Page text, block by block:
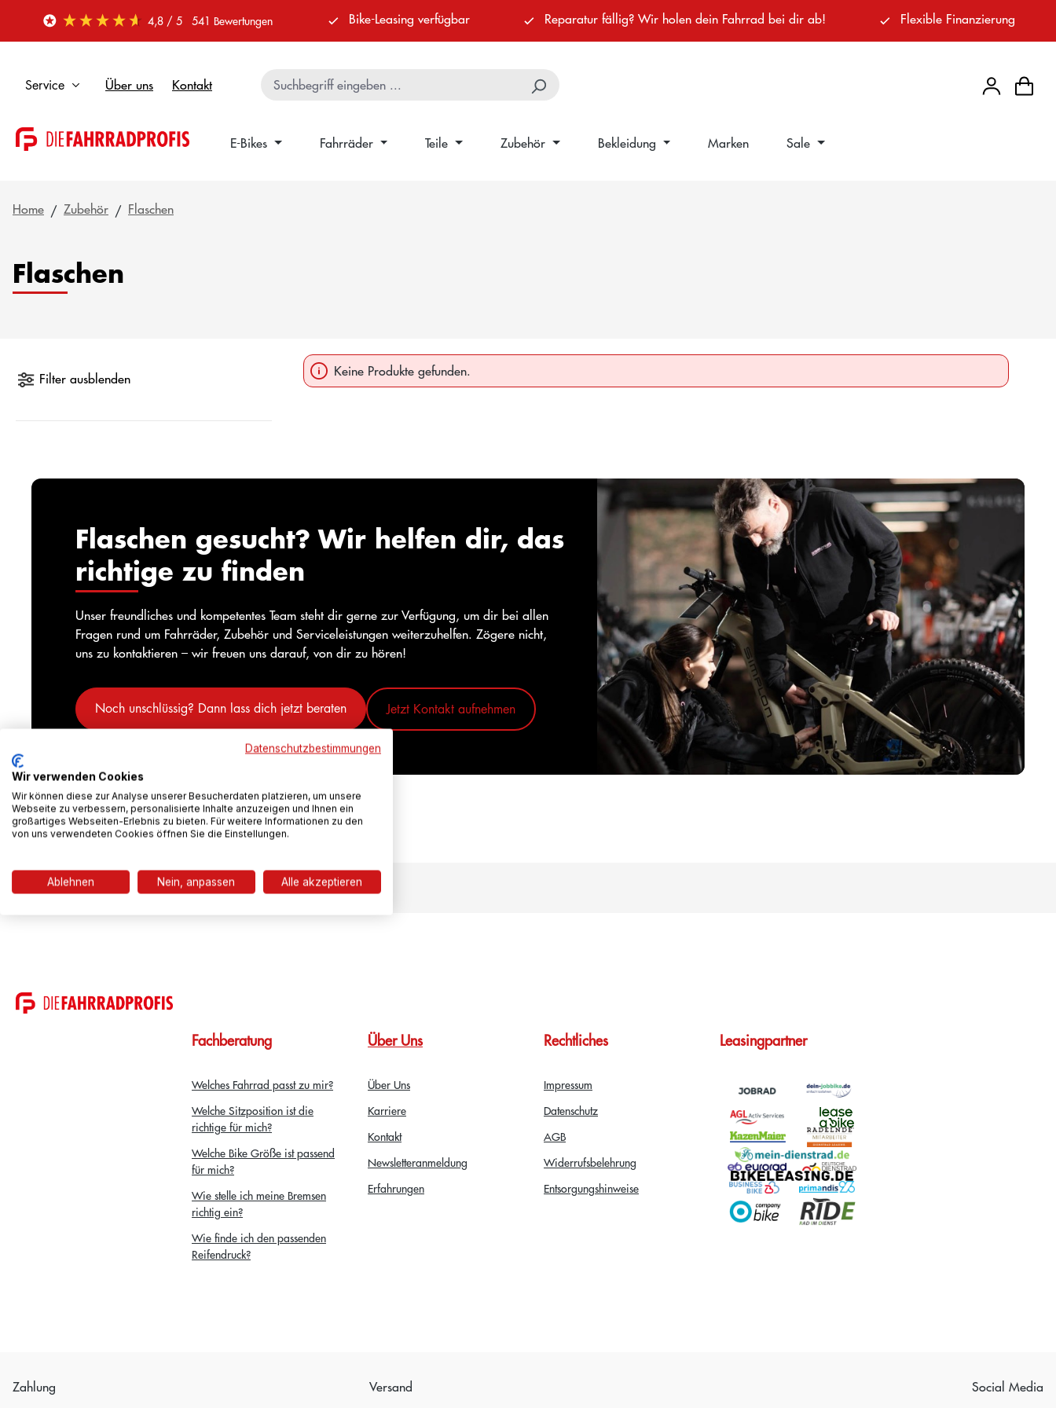
Hauptinhalt springen
Zur Suche springen
Zur Hauptnavigation springen
4,8 / 5 541 Bewertungen Bike-Leasing verfügbar Reparatur fällig? Wir holen dein Fahrrad bei dir ab! Flexible Finanzierung
Service Über uns Kontakt
E-Bikes Fahrräder Teile Zubehör Bekleidung Marken Sale
Home Zubehör Flaschen
Flaschen
Filter ausblenden Keine Produkte gefunden.
Flaschen gesucht? Wir helfen dir, das
richtige zu finden
Unser freundliches und kompetentes Team steht dir gerne zur Verfügung, um dir bei allen
Fragen rund um Fahrräder, Zubehör und Serviceleistungen weiterzuhelfen. Zögere nicht,
uns zu kontaktieren – wir freuen uns darauf, von dir zu hören!
Noch unschlüssig? Dann lass dich jetzt beraten Jetzt Kontakt aufnehmen
Fachberatung
Welches Fahrrad passt zu mir?
Welche Sitzposition ist die
richtige für mich?
Welche Bike Größe ist passend
für mich?
Wie stelle ich meine Bremsen
richtig ein?
Wie finde ich den passenden
Reifendruck?
Über Uns
Über Uns
Karriere
Kontakt
Newsletteranmeldung
Erfahrungen
Rechtliches
Impressum
Datenschutz
AGB
Widerrufsbelehrung
Entsorgungshinweise
Leasingpartner
Zahlung Versand Social Media
Datenschutzbestimmungen
Wir verwenden Cookies
Wir können diese zur Analyse unserer Besucherdaten platzieren, um unsere
Webseite zu verbessern, personalisierte Inhalte anzuzeigen und Ihnen ein
großartiges Webseiten-Erlebnis zu bieten. Für weitere Informationen zu den
von uns verwendeten Cookies öffnen Sie die Einstellungen.
Ablehnen Nein, anpassen Alle akzeptieren